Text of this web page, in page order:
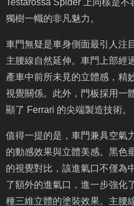
Testarossa Spider
上同樣是
獨樹一幟的非凡魅力。
車門無疑是車身側面最引人注
主腰線自然延伸。車門上部經
產車中前所未見的立體感，精
視覺關係。此外，門板採用一
顯了 Ferrari 的尖端製造技術。
值得一提的是，車門兼具空氣
的動感效果與立體美感。黑色
的視覺對比，該進氣口不僅為
了額外的進氣口，進一步強化
種三維立體的塗裝效果。主腰